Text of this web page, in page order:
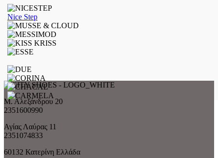
Nice Step
Μ. Αλεξάνδρου 20
2351600990
Αγίας Λαύρας 11
2351074833
60132 Κατερίνη Ελλάδα